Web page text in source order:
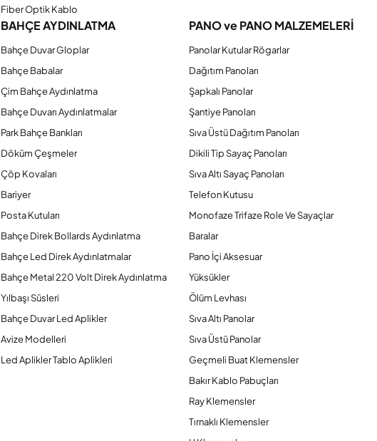
Fiber Optik Kablo
BAHÇE AYDINLATMA
Bahçe Duvar Gloplar
Bahçe Babalar
Çim Bahçe Aydınlatma
Bahçe Duvarı Aydınlatmalar
Park Bahçe Bankları
Döküm Çeşmeler
Çöp Kovaları
Bariyer
Posta Kutuları
Bahçe Direk Bollards Aydınlatma
Bahçe Led Direk Aydınlatmalar
Bahçe Metal 220 Volt Direk Aydınlatma
Yılbaşı Süsleri
Bahçe Duvar Led Aplikler
Avize Modelleri
Led Aplikler Tablo Aplikleri
PANO ve PANO MALZEMELERİ
Panolar Kutular Rögarlar
Dağıtım Panoları
Şapkalı Panolar
Şantiye Panoları
Sıva Üstü Dağıtım Panoları
Dikili Tip Sayaç Panoları
Sıva Altı Sayaç Panoları
Telefon Kutusu
Monofaze Trifaze Role Ve Sayaçlar
Baralar
Pano İçi Aksesuar
Yüksükler
Ölüm Levhası
Sıva Altı Panolar
Sıva Üstü Panolar
Geçmeli Buat Klemensler
Bakır Kablo Pabuçları
Ray Klemensler
Tırnaklı Klemensler